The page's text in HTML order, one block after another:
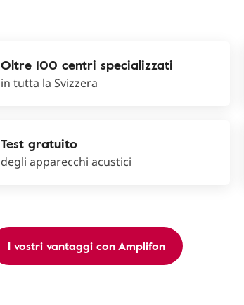
Oltre 100 centri specializzati
in tutta la Svizzera
Test gratuito
degli apparecchi acustici
I vostri vantaggi con Amplifon